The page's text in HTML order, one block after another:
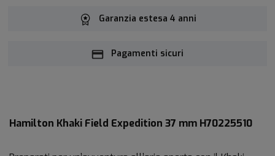
Garanzia estesa 4 anni
Pagamenti sicuri
Hamilton Khaki Field Expedition 37 mm H70225510